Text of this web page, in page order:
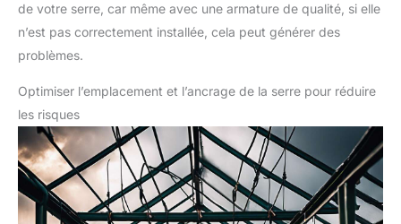
de votre serre, car même avec une armature de qualité, si elle
n’est pas correctement installée, cela peut générer des
problèmes.
Optimiser l’emplacement et l’ancrage de la serre pour réduire
les risques